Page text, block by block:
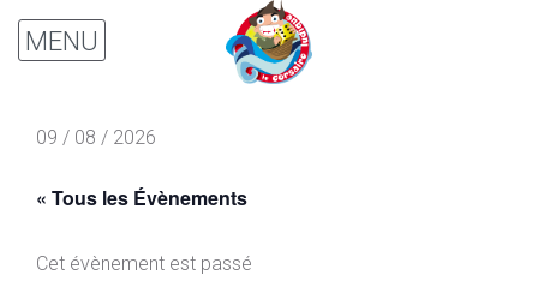
09 / 08 / 2026
« Tous les Évènements
Cet évènement est passé